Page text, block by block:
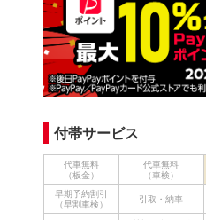
付帯サービス
代車無料
（板金）
代車無料
（車検）
早期予約割引
（早割車検）
引取・納車